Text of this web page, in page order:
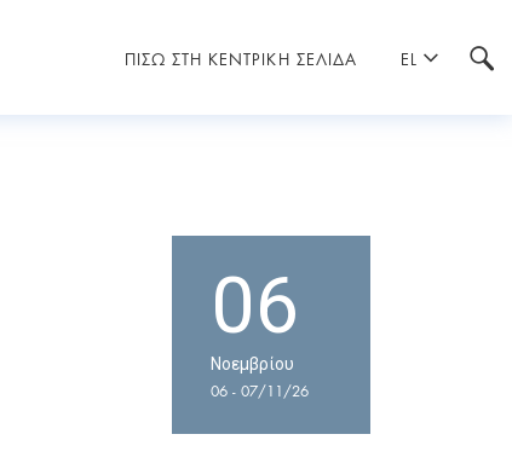
ΠΙΣΩ ΣΤΗ ΚΕΝΤΡΙΚΗ ΣΕΛΙΔΑ EL
06
Νοεμβρίου
06 - 07/11/26